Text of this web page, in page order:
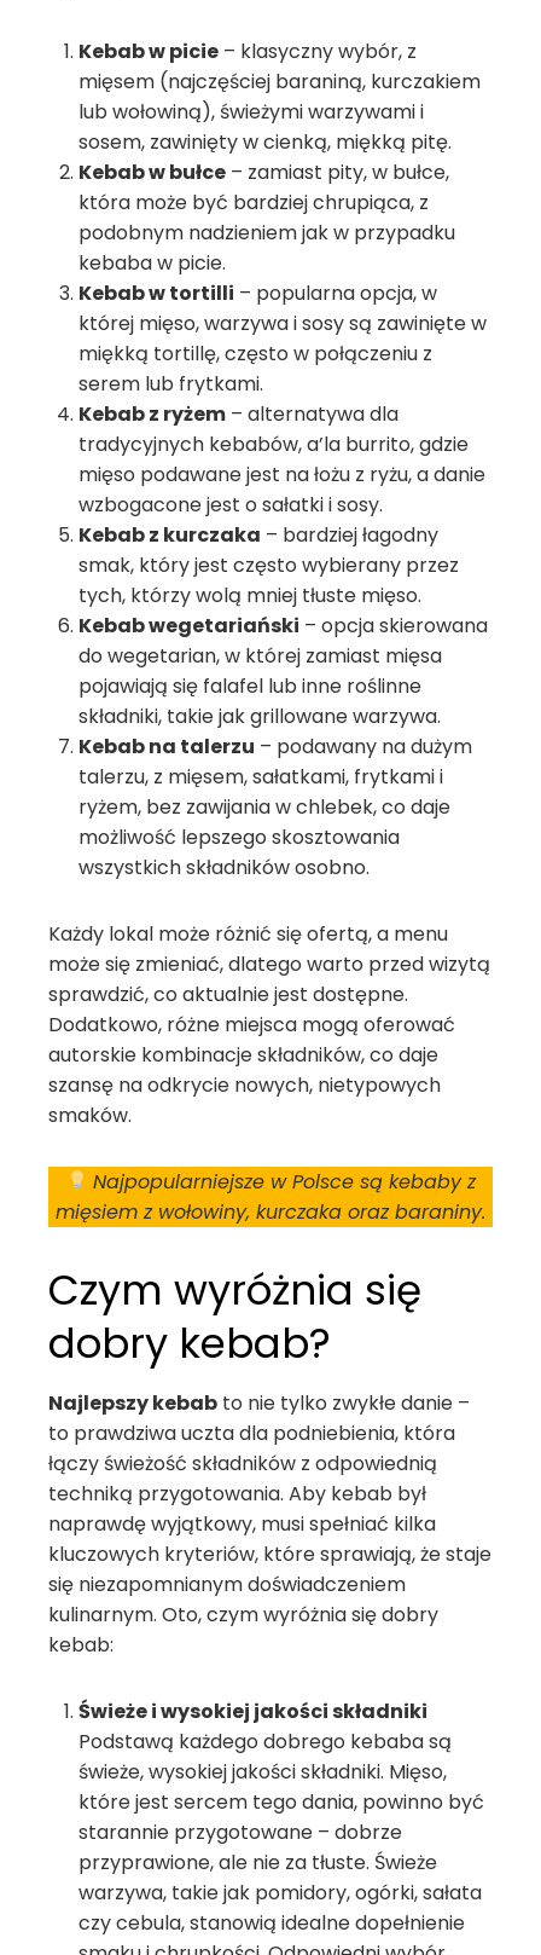
Kebab w picie – klasyczny wybór, z
mięsem (najczęściej baraniną, kurczakiem
lub wołowiną), świeżymi warzywami i
sosem, zawinięty w cienką, miękką pitę.
Kebab w bułce – zamiast pity, w bułce,
która może być bardziej chrupiąca, z
podobnym nadzieniem jak w przypadku
kebaba w picie.
Kebab w tortilli – popularna opcja, w
której mięso, warzywa i sosy są zawinięte w
miękką tortillę, często w połączeniu z
serem lub frytkami.
Kebab z ryżem – alternatywa dla
tradycyjnych kebabów, a’la burrito, gdzie
mięso podawane jest na łożu z ryżu, a danie
wzbogacone jest o sałatki i sosy.
Kebab z kurczaka – bardziej łagodny
smak, który jest często wybierany przez
tych, którzy wolą mniej tłuste mięso.
Kebab wegetariański – opcja skierowana
do wegetarian, w której zamiast mięsa
pojawiają się falafel lub inne roślinne
składniki, takie jak grillowane warzywa.
Kebab na talerzu – podawany na dużym
talerzu, z mięsem, sałatkami, frytkami i
ryżem, bez zawijania w chlebek, co daje
możliwość lepszego skosztowania
wszystkich składników osobno.
Każdy lokal może różnić się ofertą, a menu
może się zmieniać, dlatego warto przed wizytą
sprawdzić, co aktualnie jest dostępne.
Dodatkowo, różne miejsca mogą oferować
autorskie kombinacje składników, co daje
szansę na odkrycie nowych, nietypowych
smaków.
Najpopularniejsze w Polsce są kebaby z
mięsiem z wołowiny, kurczaka oraz baraniny.
Czym wyróżnia się
dobry kebab?
Najlepszy kebab to nie tylko zwykłe danie –
to prawdziwa uczta dla podniebienia, która
łączy świeżość składników z odpowiednią
techniką przygotowania. Aby kebab był
naprawdę wyjątkowy, musi spełniać kilka
kluczowych kryteriów, które sprawiają, że staje
się niezapomnianym doświadczeniem
kulinarnym. Oto, czym wyróżnia się dobry
kebab:
Świeże i wysokiej jakości składniki
Podstawą każdego dobrego kebaba są
świeże, wysokiej jakości składniki. Mięso,
które jest sercem tego dania, powinno być
starannie przygotowane – dobrze
przyprawione, ale nie za tłuste. Świeże
warzywa, takie jak pomidory, ogórki, sałata
czy cebula, stanowią idealne dopełnienie